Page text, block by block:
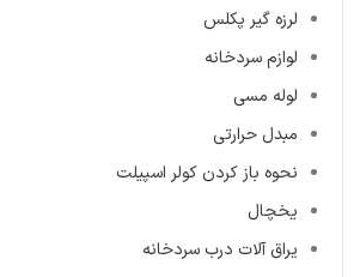
لرزه گیر پکلس
لوازم سردخانه
لوله مسی
مبدل حرارتی
نحوه باز کردن کولر اسپیلت
یخچال
یراق آلات درب سردخانه